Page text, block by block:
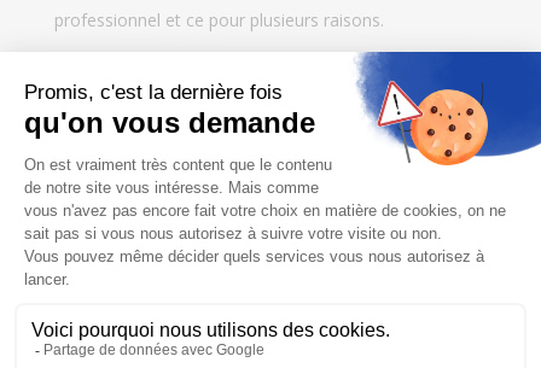
professionnel et ce pour plusieurs raisons.
est un expert
qui connaît bien toutes les ficelles du métier, qui est
bien formé sur le fonctionnement d’un réseau de
canalisation. Il est donc mieux placé que vous pour
trouver les bonnes solutions aux conduites obstruées.
Ensuite, un déboucheur professionnel utilise le matériel
approprié, des techniques modernes comme le
déboucheur revolver à pression, le furet déboucheur
analyser la plomberie et rechercher la fuite. Un matériel
à la pointe de la technologie qui permettra de repérer